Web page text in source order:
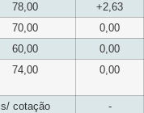
78,00
+2,63
70,00
0,00
60,00
0,00
74,00 0,00
s/ cotação
-